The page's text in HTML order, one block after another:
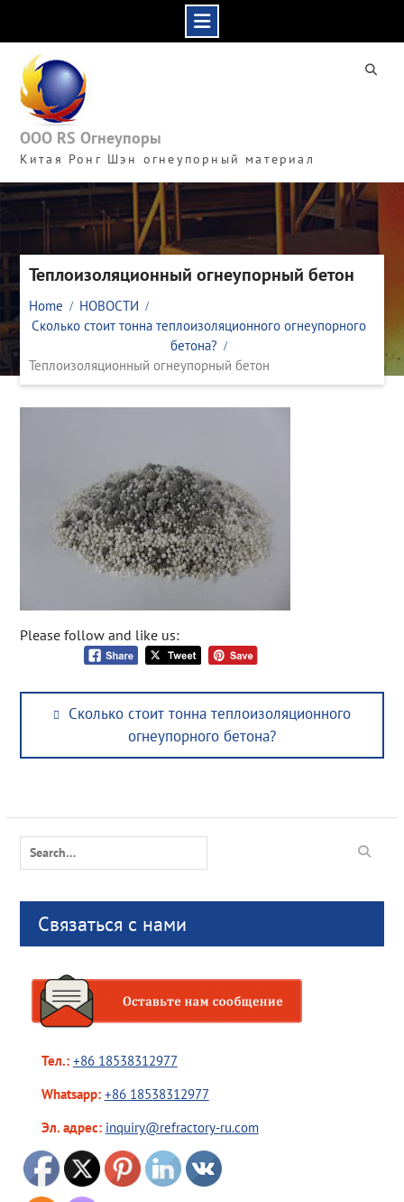
content
ООО RS Огнеупоры
Китая Ронг Шэн огнеупорный материал
Теплоизоляционный огнеупорный бетон
Home
НОВОСТИ
Сколько стоит тонна теплоизоляционного огнеупорного
бетона?
Теплоизоляционный огнеупорный бетон
Please follow and like us:
Post
navigation
Previous
Сколько стоит тонна теплоизоляционного
огнеупорного бетона?
Search
Связаться с нами
Тел.: +86 18538312977
Whatsapp: +86 18538312977
Эл. адрес: inquiry@refractory-ru.com